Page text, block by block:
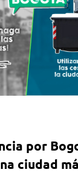
por
ciudad